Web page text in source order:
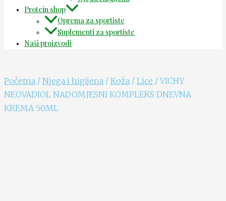
Protein shop
Oprema za sportiste
Suplementi za sportiste
Naši proizvodi
Početna / Njega i higijena / Koža / Lice / VICHY
NEOVADIOL NADOMJESNI KOMPLEKS DNEVNA
KREMA 50ML